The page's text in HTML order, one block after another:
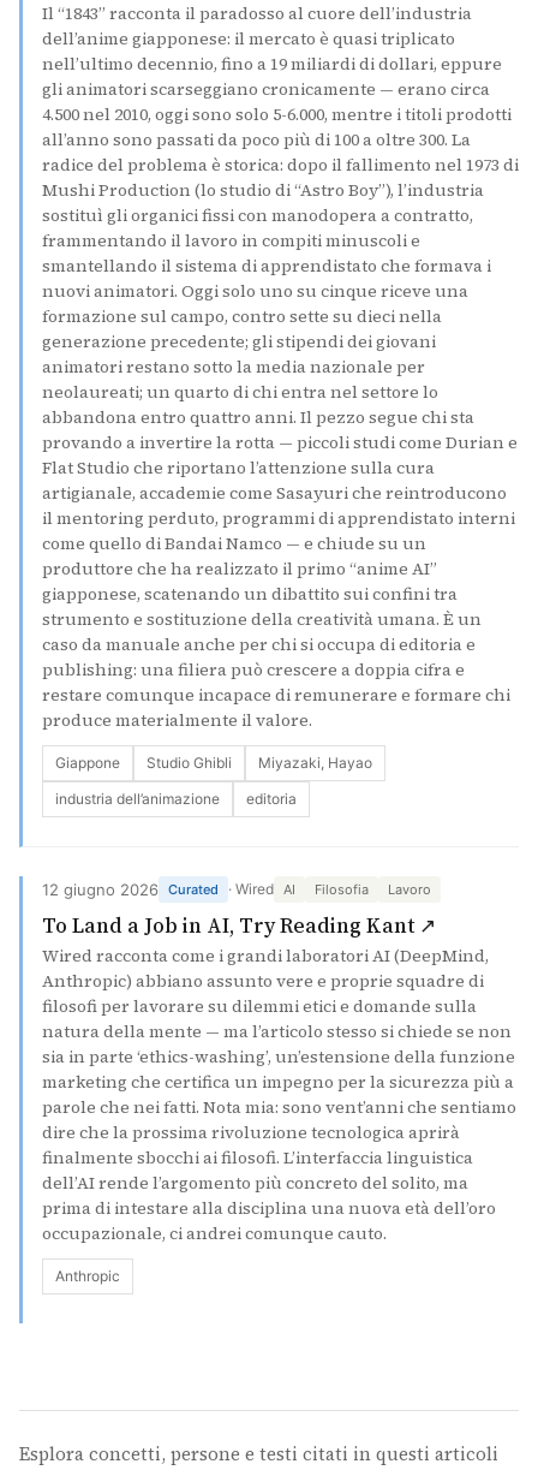
Il “1843” racconta il paradosso al cuore dell’industria
dell’anime giapponese: il mercato è quasi triplicato
nell’ultimo decennio, fino a 19 miliardi di dollari, eppure
gli animatori scarseggiano cronicamente — erano circa
4.500 nel 2010, oggi sono solo 5-6.000, mentre i titoli prodotti
all’anno sono passati da poco più di 100 a oltre 300. La
radice del problema è storica: dopo il fallimento nel 1973 di
Mushi Production (lo studio di “Astro Boy”), l’industria
sostituì gli organici fissi con manodopera a contratto,
frammentando il lavoro in compiti minuscoli e
smantellando il sistema di apprendistato che formava i
nuovi animatori. Oggi solo uno su cinque riceve una
formazione sul campo, contro sette su dieci nella
generazione precedente; gli stipendi dei giovani
animatori restano sotto la media nazionale per
neolaureati; un quarto di chi entra nel settore lo
abbandona entro quattro anni. Il pezzo segue chi sta
provando a invertire la rotta — piccoli studi come Durian e
Flat Studio che riportano l’attenzione sulla cura
artigianale, accademie come Sasayuri che reintroducono
il mentoring perduto, programmi di apprendistato interni
come quello di Bandai Namco — e chiude su un
produttore che ha realizzato il primo “anime AI”
giapponese, scatenando un dibattito sui confini tra
strumento e sostituzione della creatività umana. È un
caso da manuale anche per chi si occupa di editoria e
publishing: una filiera può crescere a doppia cifra e
restare comunque incapace di remunerare e formare chi
produce materialmente il valore.
Giappone Studio Ghibli
Miyazaki, Hayao
industria dell’animazione
editoria
12 giugno 2026 Curated · Wired AI Filosofia Lavoro
To Land a Job in AI, Try Reading Kant ↗
Wired racconta come i grandi laboratori AI (DeepMind,
Anthropic) abbiano assunto vere e proprie squadre di
filosofi per lavorare su dilemmi etici e domande sulla
natura della mente — ma l’articolo stesso si chiede se non
sia in parte ‘ethics-washing’, un’estensione della funzione
marketing che certifica un impegno per la sicurezza più a
parole che nei fatti. Nota mia: sono vent’anni che sentiamo
dire che la prossima rivoluzione tecnologica aprirà
finalmente sbocchi ai filosofi. L’interfaccia linguistica
dell’AI rende l’argomento più concreto del solito, ma
prima di intestare alla disciplina una nuova età dell’oro
occupazionale, ci andrei comunque cauto.
Anthropic
Esplora concetti, persone e testi citati in questi articoli